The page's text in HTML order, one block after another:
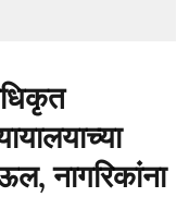
नागरिकांना